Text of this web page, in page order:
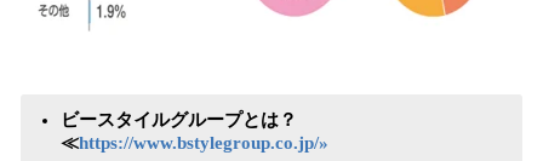
ビースタイルグループとは？
≪https://www.bstylegroup.co.jp/»